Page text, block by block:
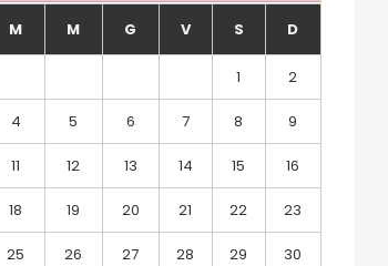
M M G V S D
1 2
4 5 6 7 8 9
11 12 13 14 15 16
18 19 20 21 22 23
25 26 27 28 29 30